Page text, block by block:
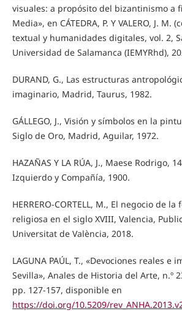
visuales: a propósito del bizantinismo a
Media», en CÁTEDRA, P. Y VALERO, J. M.
textual y humanidades digitales, vol. 2,
Universidad de Salamanca (IEMYRhd),
DURAND, G., Las estructuras
imaginario, Madrid, Taurus, 1982.
GÁLLEGO, J., Visión y símbolos en la
Siglo de Oro, Madrid, Aguilar, 1972.
HAZAÑAS Y LA RÚA, J., Maese Rodrigo,
Izquierdo y Compañía, 1900.
HERRERO-CORTELL, M., El negocio de
religiosa en el siglo XVIII, Valencia,
Universitat de València, 2018.
LAGUNA PAÚL, T., «Devociones reales e
Sevilla», Anales de Historia del Arte, n.º
pp. 127-157, disponible en
https://doi.org/10.5209/